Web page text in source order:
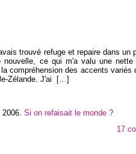
trouvé refuge et repaire dans un
ce qui m'a valu une nette
compréhension des accents variés
Zélande. J'ai
[…]
2006 Si on refaisait le monde ?
17